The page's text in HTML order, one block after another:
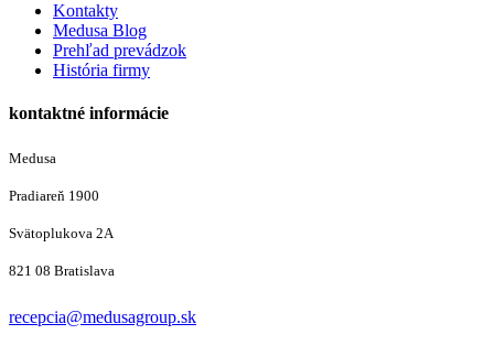
Kontakty
Medusa Blog
Prehľad prevádzok
História firmy
kontaktné informácie
Medusa
Pradiareň 1900
Svätoplukova 2A
821 08 Bratislava
recepcia@medusagroup.sk